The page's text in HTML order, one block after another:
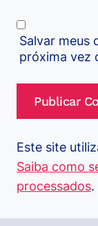
Salvar meus
próxima vez
Este site
Saiba como
processados.